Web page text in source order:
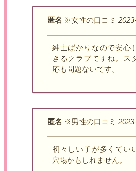
匿名 ※女性の口コミ
紳士ばかりなので安心
きるクラブですね。ス
応も問題ないです。
匿名 ※男性の口コミ
初々しい子が多くてい
穴場かもしれません。